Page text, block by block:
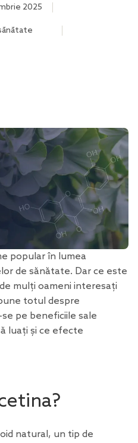
2025
popular în lumea
de sănătate. Dar ce este
mulți oameni interesați
totul despre
pe beneficiile sale
luați și ce efecte
natural, un tip de